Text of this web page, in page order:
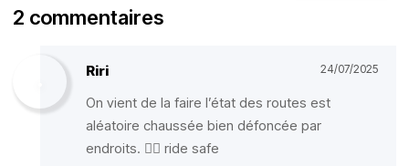
2 commentaires
Riri 24/07/2025
On vient de la faire l’état des routes est
aléatoire chaussée bien défoncée par
endroits. ✌🏾 ride safe